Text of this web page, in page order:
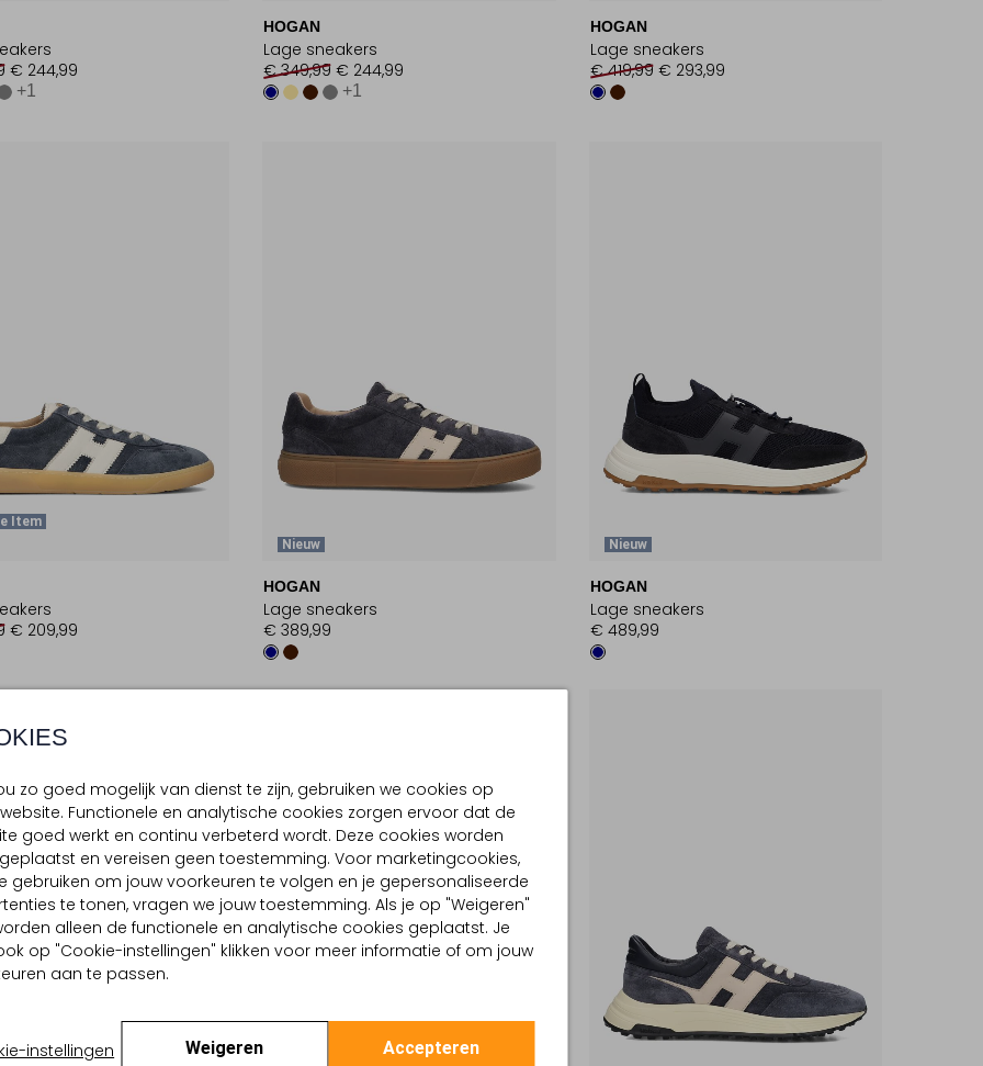
zo goed mogelijk van dienst te zijn, gebruiken we cookies op
Functionele en analytische cookies zorgen ervoor dat de
goed werkt en continu verbeterd wordt. Deze cookies worden
en vereisen geen toestemming. Voor marketingcookies,
gebruiken om jouw voorkeuren te volgen en je gepersonaliseerde
te tonen, vragen we jouw toestemming. Als je op "Weigeren"
alleen de functionele en analytische cookies geplaatst. Je
op "Cookie-instellingen" klikken voor meer informatie of om jouw
aan te passen.
instellingen Weigeren Accepteren
€ 244,99
+1
HOGAN
Lage sneakers
€ 349,99 € 244,99
+1
HOGAN
Lage sneakers
€ 419,99 € 293,99
Item
€ 209,99
Nieuw
HOGAN
Lage sneakers
€ 389,99
Nieuw
HOGAN
Lage sneakers
€ 489,99